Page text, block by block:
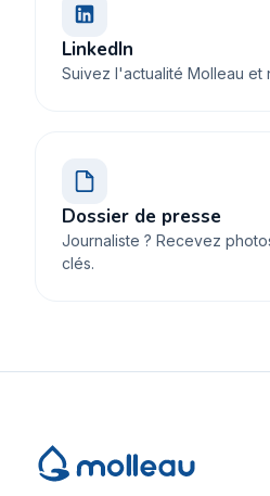
LinkedIn
Suivez l'actualité Molleau et
Dossier de presse
Journaliste ? Recevez
clés.